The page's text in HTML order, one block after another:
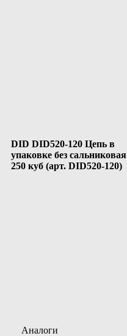
DID DID520-120 Цепь в
упаковке без сальниковая
250 куб (арт. DID520-120)
Аналоги